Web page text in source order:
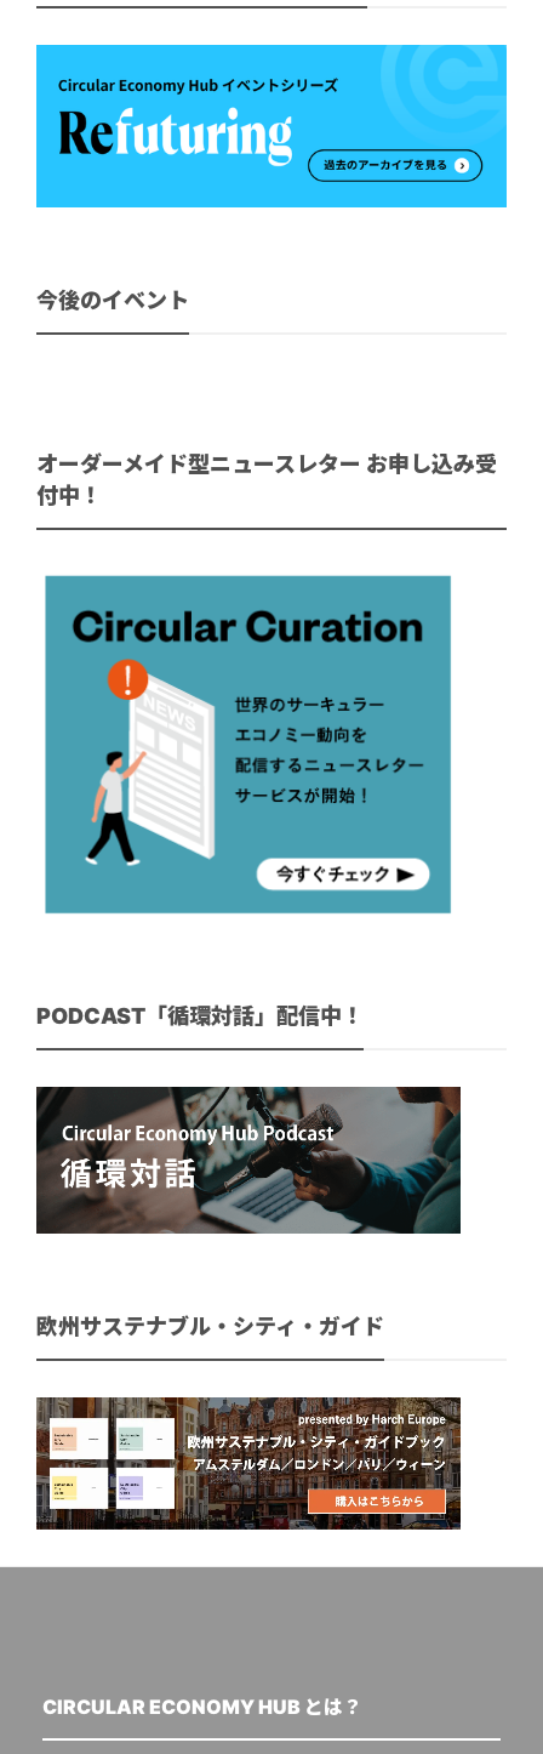
今後のイベント
オーダーメイド型ニュースレター お申し込み受
付中！
PODCAST「循環対話」配信中！
欧州サステナブル・シティ・ガイド
CIRCULAR ECONOMY HUB とは？